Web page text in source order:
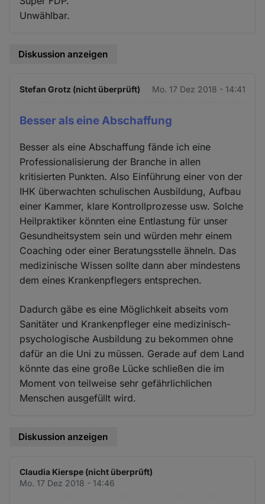
Unwählbar.
Diskussion anzeigen
Stefan Grotz (nicht überprüft) Mo. 17 Dez 2018 - 14:41
Besser als eine Abschaffung
Besser als eine Abschaffung fände ich eine
Professionalisierung der Branche in allen
kritisierten Punkten. Also Einführung einer von der
IHK überwachten schulischen Ausbildung, Aufbau
einer Kammer, klare Kontrollprozesse usw. Solche
Heilpraktiker könnten eine Entlastung für unser
Gesundheitsystem sein und würden mehr einem
Coaching oder einer Beratungsstelle ähneln. Das
medizinische Wissen sollte dann aber mindestens
dem eines Krankenpflegers entsprechen.
Dadurch gäbe es eine Möglichkeit abseits vom
Sanitäter und Krankenpfleger eine medizinisch-
psychologische Ausbildung zu bekommen ohne
dafür an die Uni zu müssen. Gerade auf dem Land
könnte das eine große Lücke schließen die im
Moment von teilweise sehr gefährlichlichen
Menschen ausgefüllt wird.
Diskussion anzeigen
Claudia Kierspe (nicht überprüft)
Mo. 17 Dez 2018 - 14:46